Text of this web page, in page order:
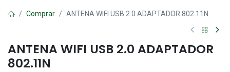
Comprar ANTENA WIFI USB 2.0 ADAPTADOR 802.11N
ANTENA WIFI USB 2.0 ADAPTADOR
802.11N